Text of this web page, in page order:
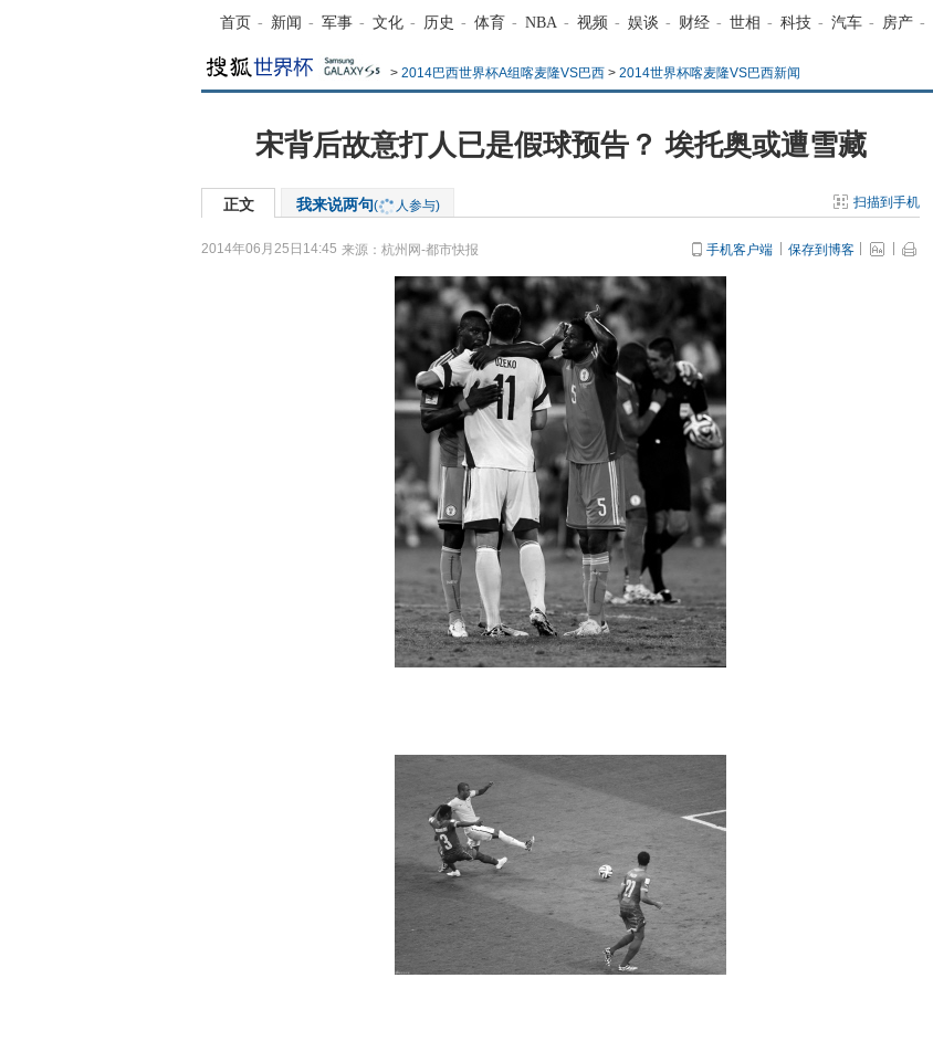
首页 - 新闻 - 军事 - 文化 - 历史 - 体育 - NBA - 视频 - 娱谈 - 财经 - 世相 - 科技 - 汽车 - 房产 -
> 2014巴西世界杯A组喀麦隆VS巴西 > 2014世界杯喀麦隆VS巴西新闻
宋背后故意打人已是假球预告？ 埃托奥或遭雪藏
正文 我来说两句( 人参与) 扫描到手机
2014年06月25日14:45 来源： 杭州网-都市快报 手机客户端 保存到博客